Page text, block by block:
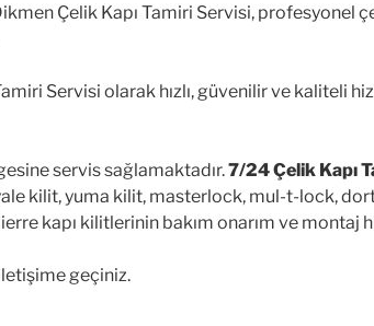
Çelik Kapı Tamiri Servisi, profesyonel
Servisi olarak hızlı, güvenilir ve kaliteli
servis sağlamaktadır.7/24 Çelik Kapı
kilit, yuma kilit, masterlock, mul-t-lock,
kapı kilitlerinin bakım onarım ve montaj
geçiniz.